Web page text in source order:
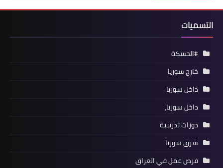
التسميات
#الحسكة
خارج سوريا
داخل سوريا
داخل سوريا،
دورات تدريبية
شرق سوريا
فرص عمل في العراق